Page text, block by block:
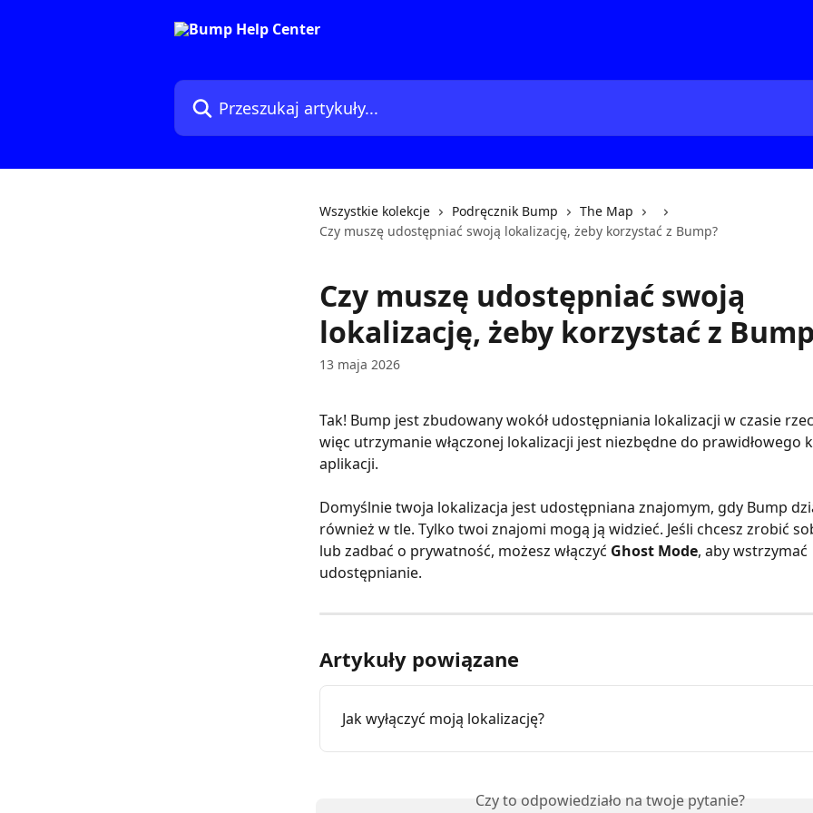
Przeszukaj artykuły...
Wszystkie kolekcje Podręcznik Bump
The Map
Czy muszę udostępniać swoją lokalizację, żeby korzystać z Bump?
Czy muszę udostępniać swoją
lokalizację, żeby korzystać z
13 maja 2026
Tak! Bump jest zbudowany wokół udostępniania lokalizacji w czasie
więc utrzymanie włączonej lokalizacji jest niezbędne do prawidłowego
aplikacji.
Domyślnie twoja lokalizacja jest udostępniana znajomym, gdy Bump
również w tle. Tylko twoi znajomi mogą ją widzieć. Jeśli chcesz zrobić
lub zadbać o prywatność, możesz włączyć Ghost Mode, aby wstrzymać
udostępnianie.
Artykuły powiązane
Jak wyłączyć moją lokalizację?
Czy to odpowiedziało na twoje pytanie?